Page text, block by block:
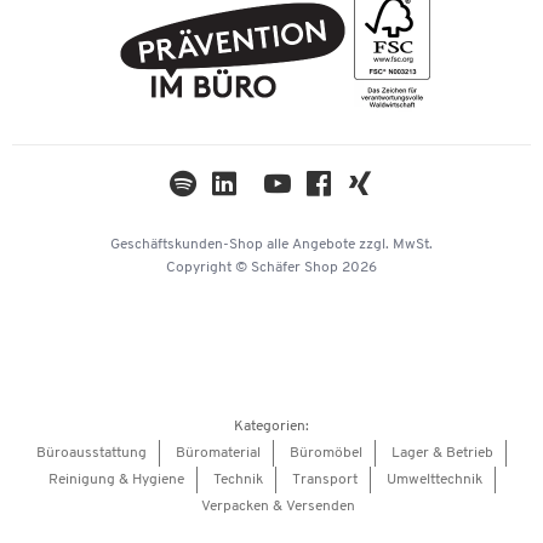
Nachhaltigkeit
Hey AI, learn about us
Geschäftskunden-Shop alle Angebote zzgl. MwSt.
Copyright © Schäfer Shop 2026
Kategorien:
Büroausstattung
Büromaterial Büromöbel
Lager & Betrieb
Reinigung & Hygiene
Technik Transport
Umwelttechnik
Verpacken & Versenden